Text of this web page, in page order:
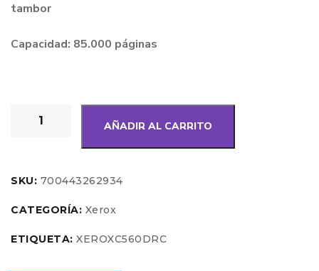
tambor
Capacidad: 85.000 páginas
AÑADIR AL CARRITO
SKU: 700443262934
CATEGORÍA: Xerox
ETIQUETA: XEROXC560DRC